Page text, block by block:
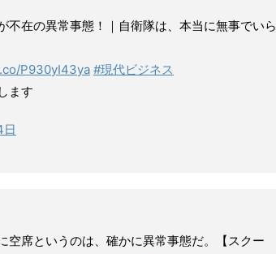
不在の異常事態！｜自衛隊は、本当に無事でいら
P930yI43ya #現代ビジネス
ます
日
空席というのは、確かに異常事態だ。【スクー